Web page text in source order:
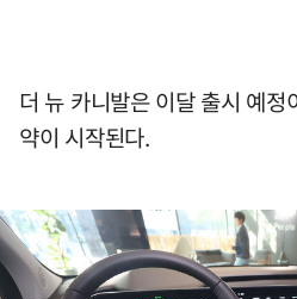
더 뉴 카니발은 이달 출시 예
약이 시작된다.